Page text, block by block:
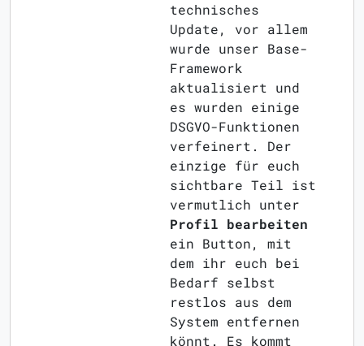
technisches
Update, vor allem
wurde unser Base-
Framework
aktualisiert und
es wurden einige
DSGVO-Funktionen
verfeinert. Der
einzige für euch
sichtbare Teil ist
vermutlich unter
Profil bearbeiten
ein Button, mit
dem ihr euch bei
Bedarf selbst
restlos aus dem
System entfernen
könnt. Es kommt